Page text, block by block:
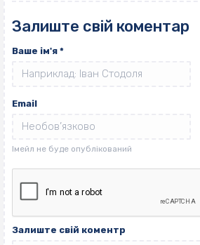
Залиште свій коментар
Ваше ім'я *
Email
Залиште свій коментр